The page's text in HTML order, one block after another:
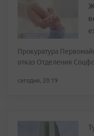
Прокуратура
отказ Отделения
сегодня, 20:19